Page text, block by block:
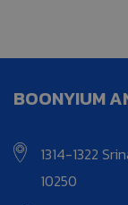
BOONYIUM
1314-1322
10250